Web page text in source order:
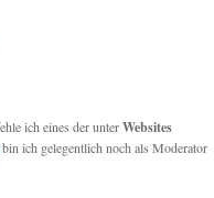
ich eines der unterWebsites
bin ich gelegentlich noch als Moderator